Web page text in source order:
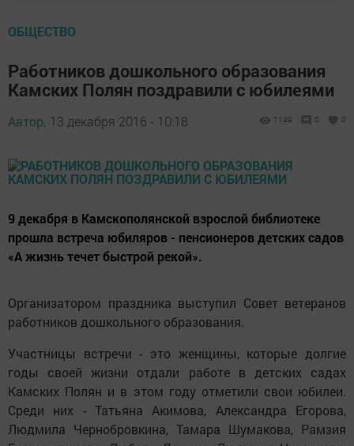
ОБЩЕСТВО
Работников дошкольного образования
Камских Полян поздравили с юбилеями
Автор, 13 декабря 2016 - 10:18 1149 0 0
9 декабря в Камскополянской взрослой библиотеке
прошла встреча юбиляров - пенсионеров детских садов
«А жизнь течет быстрой рекой».
Организатором праздника выступил Совет ветеранов
работников дошкольного образования.
Участницы встречи - это женщины, которые долгие
годы своей жизни отдали работе в детских садах
Камских Полян и в этом году отметили свои юбилеи.
Среди них - Татьяна Акимова, Александра Егорова,
Людмила Чернобровкина, Тамара Шумакова, Рамзия